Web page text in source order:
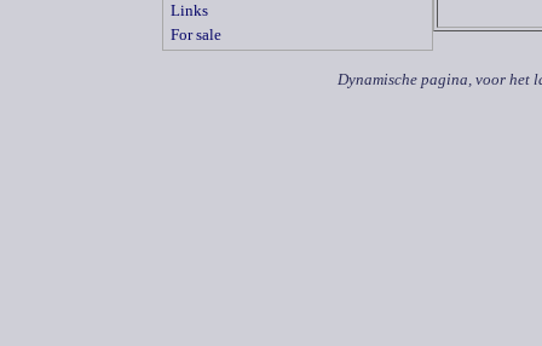
Links
For sale
Dynamische pagina, voor het